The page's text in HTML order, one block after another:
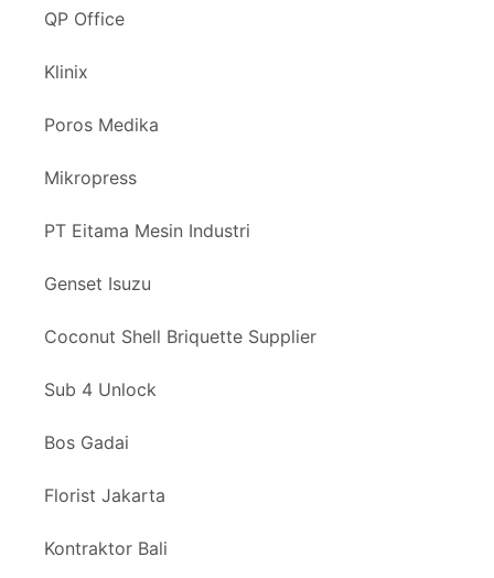
QP Office
Klinix
Poros Medika
Mikropress
PT Eitama Mesin Industri
Genset Isuzu
Coconut Shell Briquette Supplier
Sub 4 Unlock
Bos Gadai
Florist Jakarta
Kontraktor Bali